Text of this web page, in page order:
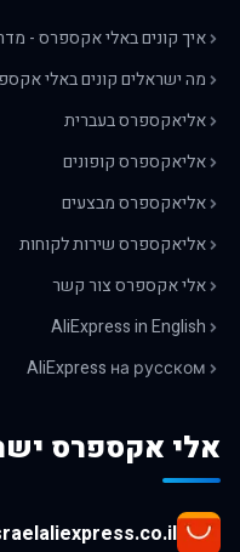
איך קונים באלי אקספרס -
מה ישראלים קונים באלי
אליאקספרס בעברית
אליאקספרס קופונים
אליאקספרס מבצעים
אליאקספרס שירות לקוחות
אלי אקספרס צור קשר
AliExpress in English
AliExpress на русском
אלי אקספרס